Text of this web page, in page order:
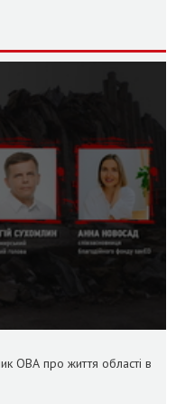
ОВА про життя області в